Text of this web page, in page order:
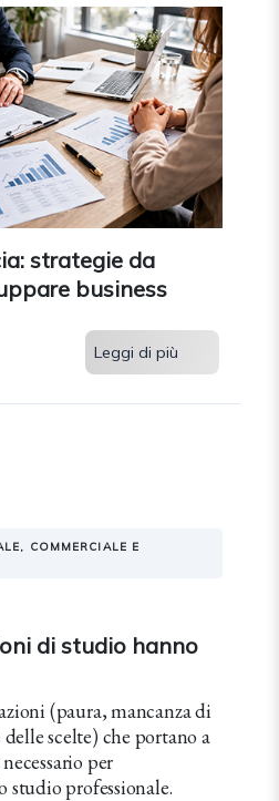
strategie da
business
Leggi di più
COMMERCIALE E
di studio hanno
(paura, mancanza di
scelte) che portano a
per
studio professionale.